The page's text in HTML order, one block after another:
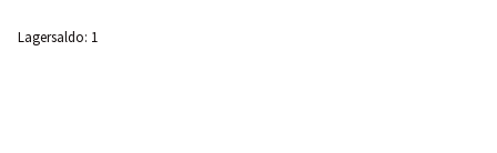
Lagersaldo: 1